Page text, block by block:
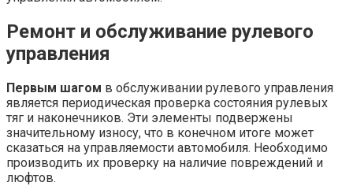
Ремонт и обслуживание рулевого
управления
Первым шагом в обслуживании рулевого управления
является периодическая проверка состояния рулевых
тяг и наконечников. Эти элементы подвержены
значительному износу, что в конечном итоге может
сказаться на управляемости автомобиля. Необходимо
производить их проверку на наличие повреждений и
люфтов.